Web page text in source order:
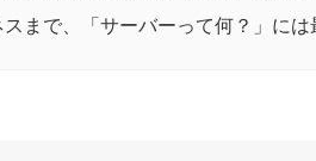
まで、「サーバーって何？」には